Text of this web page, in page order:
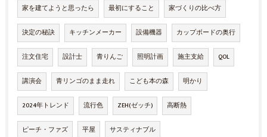
家を建てようと思ったら 最初にすること 家づくりの比べ方
決定の秘訣 キッチンメーカー 設備機器 カップボードの奥行
注文住宅 設計士 青りんご 照明計画 施主支給 QOL
講演会 青リンゴのまま走れ こども本の森 明かり
2024年トレンド 流行色 ZEH(ゼッチ) 高断熱
ピーチ・ファズ 平屋 サスティナブル